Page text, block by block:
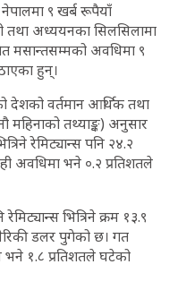
९ खर्ब रूपैयाँ
तथा अध्ययनका सिलसिलामा
मसान्तसम्मको अवधिमा ९
हुन्।
देशको वर्तमान आर्थिक तथा
महिनाको तथ्याङ्क) अनुसार
रेमिट्यान्स पनि २४.२
अवधिमा भने ०.२ प्रतिशतले
भित्रिने क्रम १३.९
डलर पुगेको छ। गत
भने १.८ प्रतिशतले घटेको